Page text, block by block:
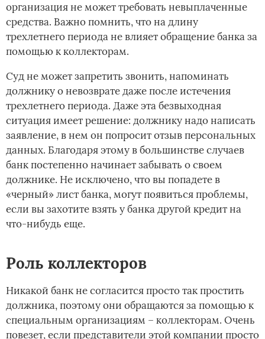
организация не может требовать невыплаченные
средства. Важно помнить, что на длину
трехлетнего периода не влияет обращение банка за
помощью к коллекторам.
Суд не может запретить звонить, напоминать
должнику о невозврате даже после истечения
трехлетнего периода. Даже эта безвыходная
ситуация имеет решение: должнику надо написать
заявление, в нем он попросит отзыв персональных
данных. Благодаря этому в большинстве случаев
банк постепенно начинает забывать о своем
должнике. Не исключено, что вы попадете в
«черный» лист банка, могут появиться проблемы,
если вы захотите взять у банка другой кредит на
что-нибудь еще.
Роль коллекторов
Никакой банк не согласится просто так простить
должника, поэтому они обращаются за помощью к
специальным организациям – коллекторам. Очень
повезет, если представители этой компании просто